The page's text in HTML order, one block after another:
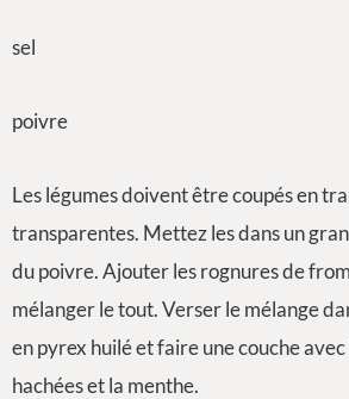
sel
poivre
Les légumes doivent être coupés en
transparentes. Mettez les dans un
du poivre. Ajouter les rognures de
mélanger le tout. Verser le mélange
en pyrex huilé et faire une couche
hachées et la menthe.